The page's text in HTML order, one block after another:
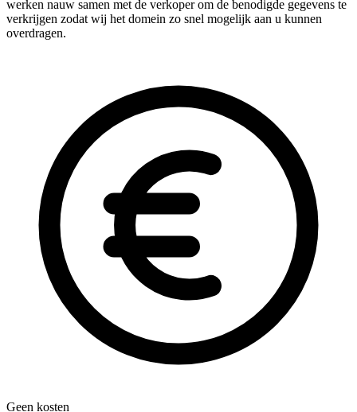
werken nauw samen met de verkoper om de benodigde gegevens te
verkrijgen zodat wij het domein zo snel mogelijk aan u kunnen
overdragen.
Geen kosten